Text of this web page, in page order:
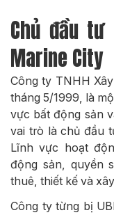
Chủ đầu
Marine City
Công ty TNHH
tháng 5/1999, là
vực bất động sản
vai trò là chủ đầu
Lĩnh vực hoạt
động sản, quyền
thuê, thiết kế và
Công ty từng bị